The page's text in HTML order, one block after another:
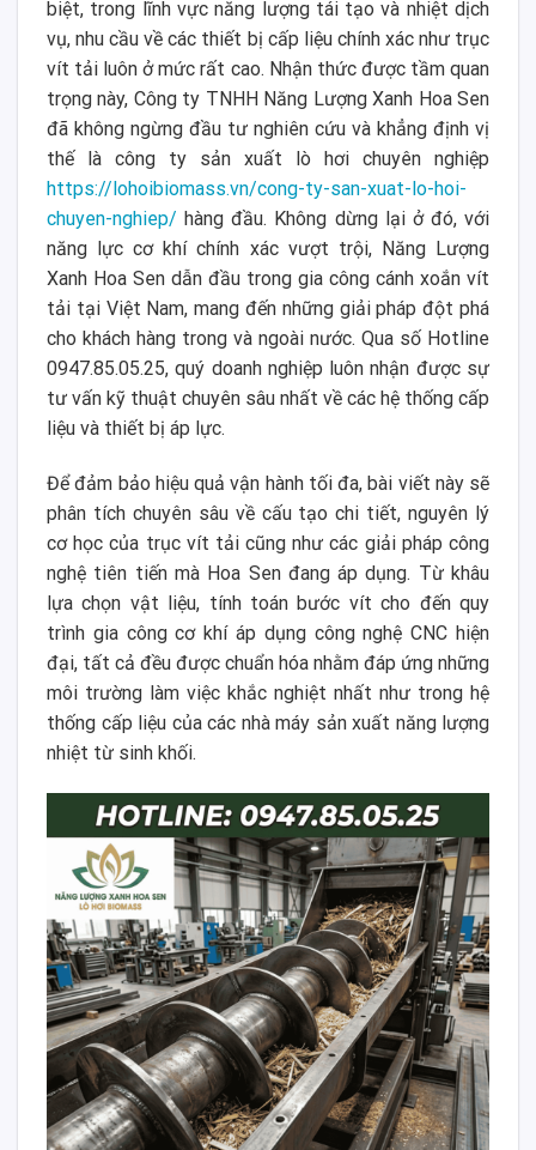
biệt, trong lĩnh vực năng lượng tái tạo và nhiệt dịch
vụ, nhu cầu về các thiết bị cấp liệu chính xác như trục
vít tải luôn ở mức rất cao. Nhận thức được tầm quan
trọng này, Công ty TNHH Năng Lượng Xanh Hoa Sen
đã không ngừng đầu tư nghiên cứu và khẳng định vị
thế là công ty sản xuất lò hơi chuyên nghiệp
https://lohoibiomass.vn/cong-ty-san-xuat-lo-hoi-
chuyen-nghiep/ hàng đầu. Không dừng lại ở đó, với
năng lực cơ khí chính xác vượt trội, Năng Lượng
Xanh Hoa Sen dẫn đầu trong gia công cánh xoắn vít
tải tại Việt Nam, mang đến những giải pháp đột phá
cho khách hàng trong và ngoài nước. Qua số Hotline
0947.85.05.25, quý doanh nghiệp luôn nhận được sự
tư vấn kỹ thuật chuyên sâu nhất về các hệ thống cấp
liệu và thiết bị áp lực.
Để đảm bảo hiệu quả vận hành tối đa, bài viết này sẽ
phân tích chuyên sâu về cấu tạo chi tiết, nguyên lý
cơ học của trục vít tải cũng như các giải pháp công
nghệ tiên tiến mà Hoa Sen đang áp dụng. Từ khâu
lựa chọn vật liệu, tính toán bước vít cho đến quy
trình gia công cơ khí áp dụng công nghệ CNC hiện
đại, tất cả đều được chuẩn hóa nhằm đáp ứng những
môi trường làm việc khắc nghiệt nhất như trong hệ
thống cấp liệu của các nhà máy sản xuất năng lượng
nhiệt từ sinh khối.